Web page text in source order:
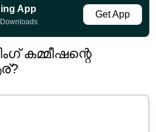
App
Get App
കമ്മീഷന്റെ